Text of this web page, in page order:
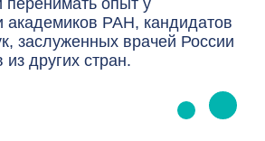
перенимать опыт у
академиков РАН, кандидатов
заслуженных врачей России
других стран.